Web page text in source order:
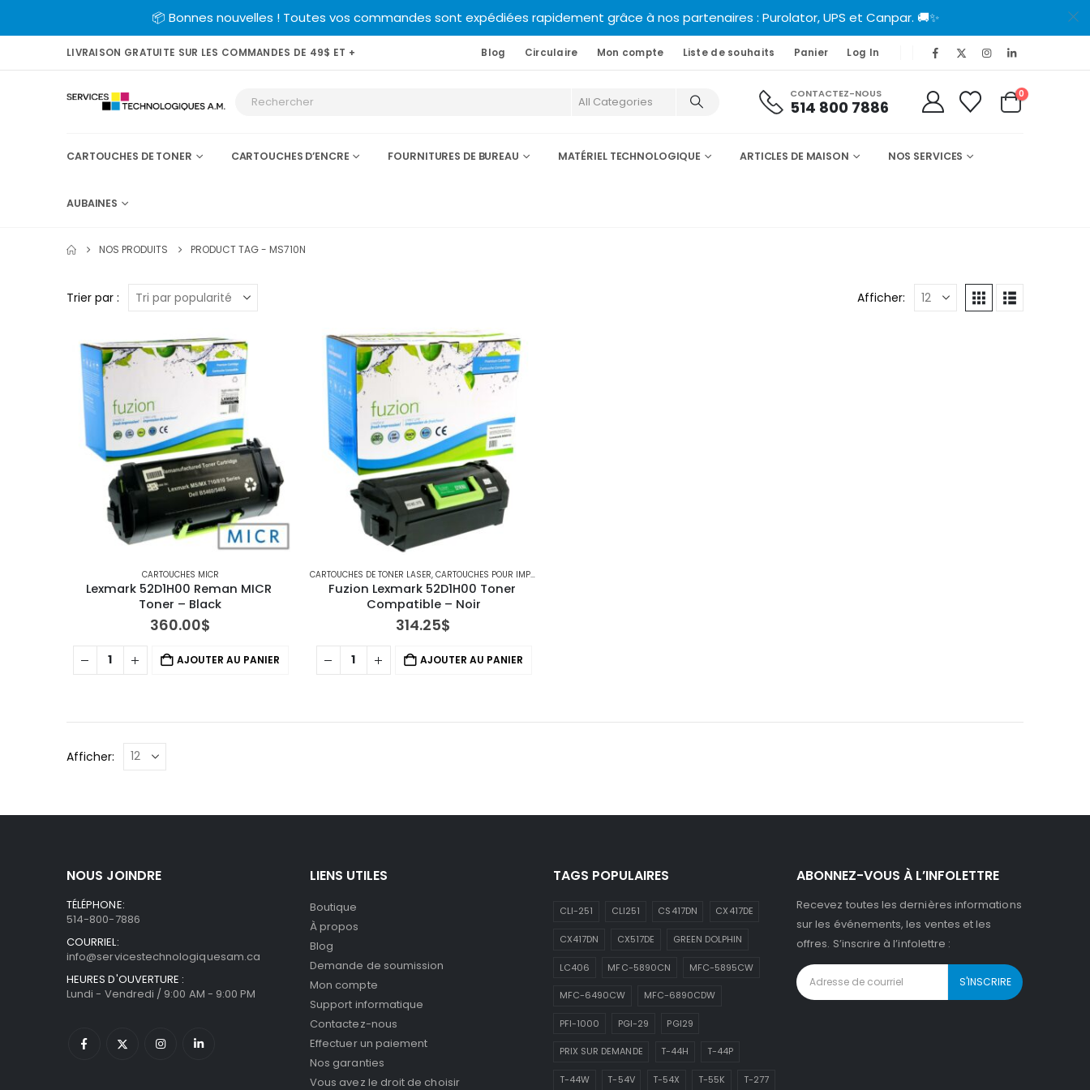
📦 Bonnes nouvelles ! Toutes vos commandes sont expédiées rapidement grâce à nos partenaires : Purolator, UPS et Canpar. 🚚✨
LIVRAISON GRATUITE SUR LES COMMANDES DE 49$ ET + Blog Circulaire Mon compte Liste de souhaits Panier Log In
CONTACTEZ-NOUS
514 800 7886
0
CARTOUCHES DE TONER CARTOUCHES D’ENCRE FOURNITURES DE BUREAU MATÉRIEL TECHNOLOGIQUE ARTICLES DE MAISON NOS SERVICES
AUBAINES
NOS PRODUITS PRODUCT TAG - MS710N
Trier par : Afficher:
CARTOUCHES MICR
Lexmark 52D1H00 Reman MICR
Toner – Black
360.00$
AJOUTER AU PANIER
CARTOUCHES DE TONER LASER, CARTOUCHES POUR IMPRIMANTES LEXMARK
Fuzion Lexmark 52D1H00 Toner
Compatible – Noir
314.25$
AJOUTER AU PANIER
Afficher:
NOUS JOINDRE
TÉLÉPHONE:
514-800-7886
COURRIEL:
info@servicestechnologiquesam.ca
HEURES D'OUVERTURE :
Lundi - Vendredi / 9:00 AM - 9:00 PM
LIENS UTILES
Boutique
À propos
Blog
Demande de soumission
Mon compte
Support informatique
Contactez-nous
Effectuer un paiement
Nos garanties
Vous avez le droit de choisir
TAGS POPULAIRES
CLI-251 CLI251 CS417DN CX417DE
CX417DN CX517DE GREEN DOLPHIN
LC406 MFC-5890CN MFC-5895CW
MFC-6490CW MFC-6890CDW
PFI-1000 PGI-29 PGI29
PRIX SUR DEMANDE T-44H T-44P
T-44W T-54V T-54X T-55K T-277
ABONNEZ-VOUS À L’INFOLETTRE
Recevez toutes les dernières informations
sur les événements, les ventes et les
offres. S’inscrire à l’infolettre :